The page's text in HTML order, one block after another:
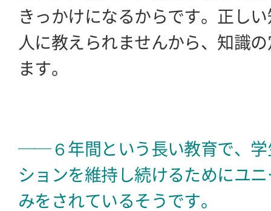
きっかけになるからです。正し
人に教えられませんから、知識
ます。
──６年間という長い教育で、学
ションを維持し続けるためにユ
みをされているそうです。